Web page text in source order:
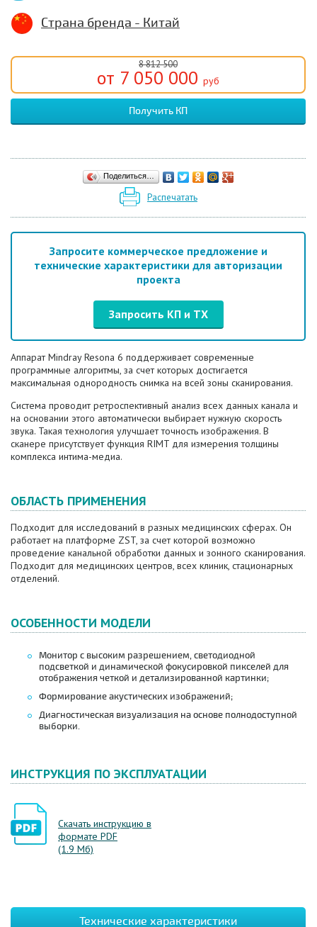
Страна бренда - Китай
8 812 500
от 7 050 000 руб
Получить КП
Поделиться…
Распечатать
Запросите коммерческое предложение и
технические характеристики для авторизации
проекта
Запросить КП и ТХ
Аппарат Mindray Resona 6 поддерживает современные
программные алгоритмы, за счет которых достигается
максимальная однородность снимка на всей зоны сканирования.
Система проводит ретроспективный анализ всех данных канала и
на основании этого автоматически выбирает нужную скорость
звука. Такая технология улучшает точность изображения. В
сканере присутствует функция RIMT для измерения толщины
комплекса интима-медиа.
ОБЛАСТЬ ПРИМЕНЕНИЯ
Подходит для исследований в разных медицинских сферах. Он
работает на платформе ZST, за счет которой возможно
проведение канальной обработки данных и зонного сканирования.
Подходит для медицинских центров, всех клиник, стационарных
отделений.
ОСОБЕННОСТИ МОДЕЛИ
Монитор с высоким разрешением, светодиодной
подсветкой и динамической фокусировкой пикселей для
отображения четкой и детализированной картинки;
Формирование акустических изображений;
Диагностическая визуализация на основе полнодоступной
выборки.
ИНСТРУКЦИЯ ПО ЭКСПЛУАТАЦИИ
Скачать инструкцию в
формате PDF
(1.9 Мб)
Технические характеристики